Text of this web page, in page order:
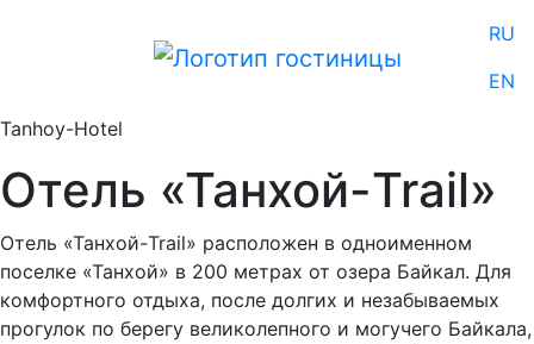
RU
EN
Tanhoy-Hotel
Отель «Танхой-Trail»
Отель «Танхой-Trail» расположен в одноименном
поселке «Танхой» в 200 метрах от озера Байкал. Для
комфортного отдыха, после долгих и незабываемых
прогулок по берегу великолепного и могучего Байкала,